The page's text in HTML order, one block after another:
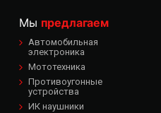
Мы предлагаем
Автомобильная
электроника
Мототехника
Противоугонные
устройства
ИК наушники